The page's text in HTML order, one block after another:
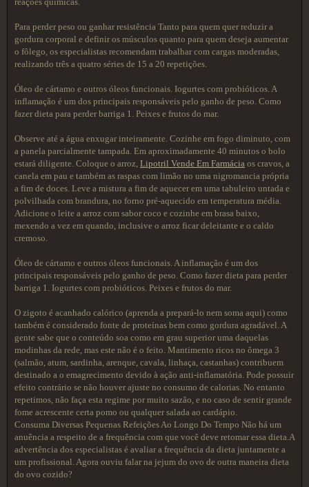
Para perder peso ou ganhar resistência Tanto para quem quer reduzir a
gordura corporal e definir os músculos quanto para quem deseja aumentar
o fôlego, os especialistas recomendam trabalhar com cargas moderadas,
realizando três a quatro séries de 15 a 20 repetições.
Óleo de cártamo e outros óleos funcionais. Iogurtes com probióticos. A
inflamação é um dos principais responsáveis pelo ganho de peso. Como
fazer dieta para perder barriga 1. Peixes e frutos do mar.
Observe até a água enxugar inteiramente. Cozinhe em fogo diminuto, com
a panela parcialmente tampada. Em aproximadamente 40 minutos o bolo
estará diligente. Coloque o arroz, Lipotril Vende Em Farmácia os cravos, a
canela em pau e também as raspas com limão no uma nigromancia própria
a fim de doces. Leve a mistura a fim de aquecer em uma tabuleiro untada e
polvilhada com brandura, no forno pré-aquecido em temperatura média.
Adicione o leite a arroz com sabor coco e cozinhe em brasa baixo,
mexendo a vez em quando, inclusive o arroz ficar deleitante e o caldo
cremoso.
Óleo de cártamo e outros óleos funcionais. A inflamação é um dos
principais responsáveis pelo ganho de peso. Como fazer dieta para perder
barriga 1. Iogurtes com probióticos. Peixes e frutos do mar.
O zigoto é acanhado calórico (aprenda a prepará-lo nem soma aqui) como
também é considerado fonte de proteínas bem como gordura agradável. A
gente sabe que o conteúdo soa como em grau superior uma daquelas
modinhas da rede, mas este não é o feito. Mantimento ricos no ômega 3
(salmão, atum, sardinha, arenque, cavala, linhaça, castanhas) contribuem
destinado a o emagrecimento devido à ação anti-inflamatória. Pode possuir
efeito contrário se não houver ajuste no consumo de calorias. No entanto
repetimos, não faça esta regime por muito sazão, e no caso de sentir grande
fome acrescente certa pomo ou qualquer salada ao cardápio.
Consuma Diversas Pequenas Refeições Ao Longo Do Tempo Não há um
anuência a respeito de a frequência com que você deve retomar essa dieta.A
advertência dos especialistas é avaliar a frequência da dieta juntamente a
um profissional. Agora ouviu falar na jejum do ovo de outra maneira dieta
do ovo cozido?